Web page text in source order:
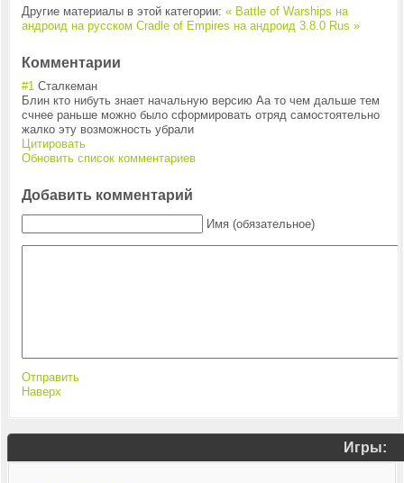
Другие материалы в этой категории: « Battle of Warships на
андроид на русском Cradle of Empires на андроид 3.8.0 Rus »
Комментарии
#1 Сталкеман
Блин кто нибуть знает начальную версию Аа то чем дальше тем
счнее раньше можно было сформировать отряд самостоятельно
жалко эту возможность убрали
Цитировать
Обновить список комментариев
Добавить комментарий
Имя (обязательное)
Отправить
Наверх
Игры: